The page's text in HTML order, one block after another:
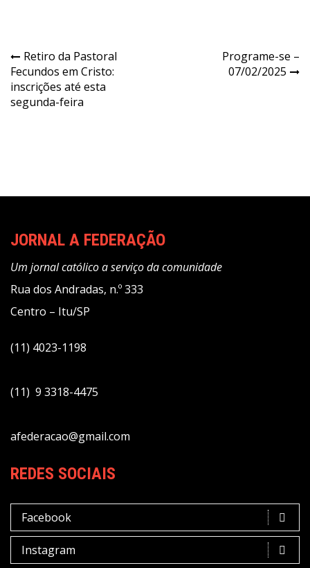
Navegação
de
Post
Retiro da Pastoral
Fecundos em Cristo:
inscrições até esta
segunda-feira
Programe-se –
07/02/2025
JORNAL A FEDERAÇÃO
Um jornal católico a serviço da comunidade
Rua dos Andradas, n.º 333
Centro – Itu/SP
(11) 4023-1198
(11) 9 3318-4475
afederacao@gmail.com
REDES SOCIAIS
Facebook
Instagram